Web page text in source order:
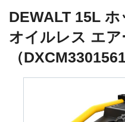
DEWALT 15L
オイルレス エ
（DXCM3301561